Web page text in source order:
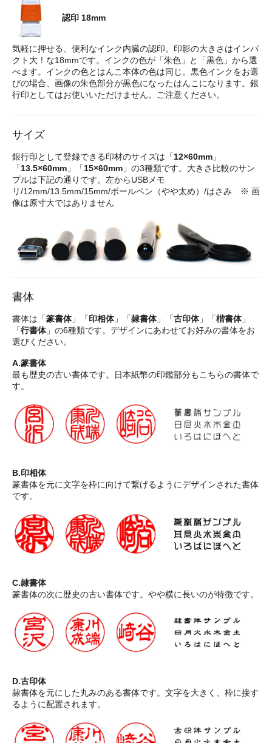
認印 18mm
気軽に押せる、便利なインク内臓の認印。印影の大きさはインパ
クト大！な18mmです。インクの色が「朱色」と「黒色」から選
べます。インクの色とはんこ本体の色は同じ。黒色インクをお選
びの場合、画像の朱色部分が黒色になったはんこになります。銀
行印としてはお使いいただけません。ご注意ください。
サイズ
銀行印として登録できる印材のサイズは「12×60mm 」
「13.5×60mm 」「15×60mm 」の3種類です。大きさ比較のサン
プルは下記の通りです。左からUSBメモ
リ/12mm/13.5mm/15mm/ボールペン（やや太め）/はさみ ※ 画
像は原寸大ではありません
書体
書体は「篆書体」「印相体」「隷書体」「古印体」「楷書体」
「行書体」の6種類です。デザインにあわせてお好みの書体をお
選びください。
A.篆書体
最も歴史の古い書体です。日本紙幣の印鑑部分もこちらの書体で
す。
B.印相体
篆書体を元に文字を枠に向けて繋げるようにデザインされた書体
です。
C.隷書体
篆書体の次に歴史の古い書体です。やや横に長いのが特徴です。
D.古印体
隷書体を元にした丸みのある書体です。文字を大きく、枠に接す
るように配置されます。